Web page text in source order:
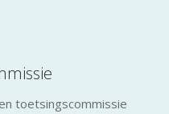
toetsingscommissie